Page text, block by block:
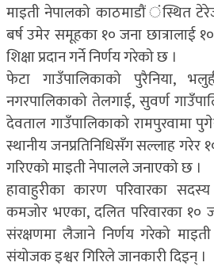
माइती नेपालको काठमाडौं ंस्थित
बर्ष उमेर समूहका १० जना छात्रालाई
शिक्षा प्रदान गर्ने निर्णय गरेको छ ।
फेटा गाउँपालिकाको पुरैनिया,
नगरपालिकाको तेलगाई, सुवर्ण
देवताल गाउँपालिकाको रामपुरवामा
स्थानीय जनप्रतिनिधिसँग सल्लाह
गरिएको माइती नेपालले जनाएको छ ।
हावाहुरीका कारण परिवारका
कमजोर भएका, दलित परिवारका १०
संरक्षणमा लैजाने निर्णय गरेको
संयोजक इश्वर गिरिले जानकारी दिइन् ।